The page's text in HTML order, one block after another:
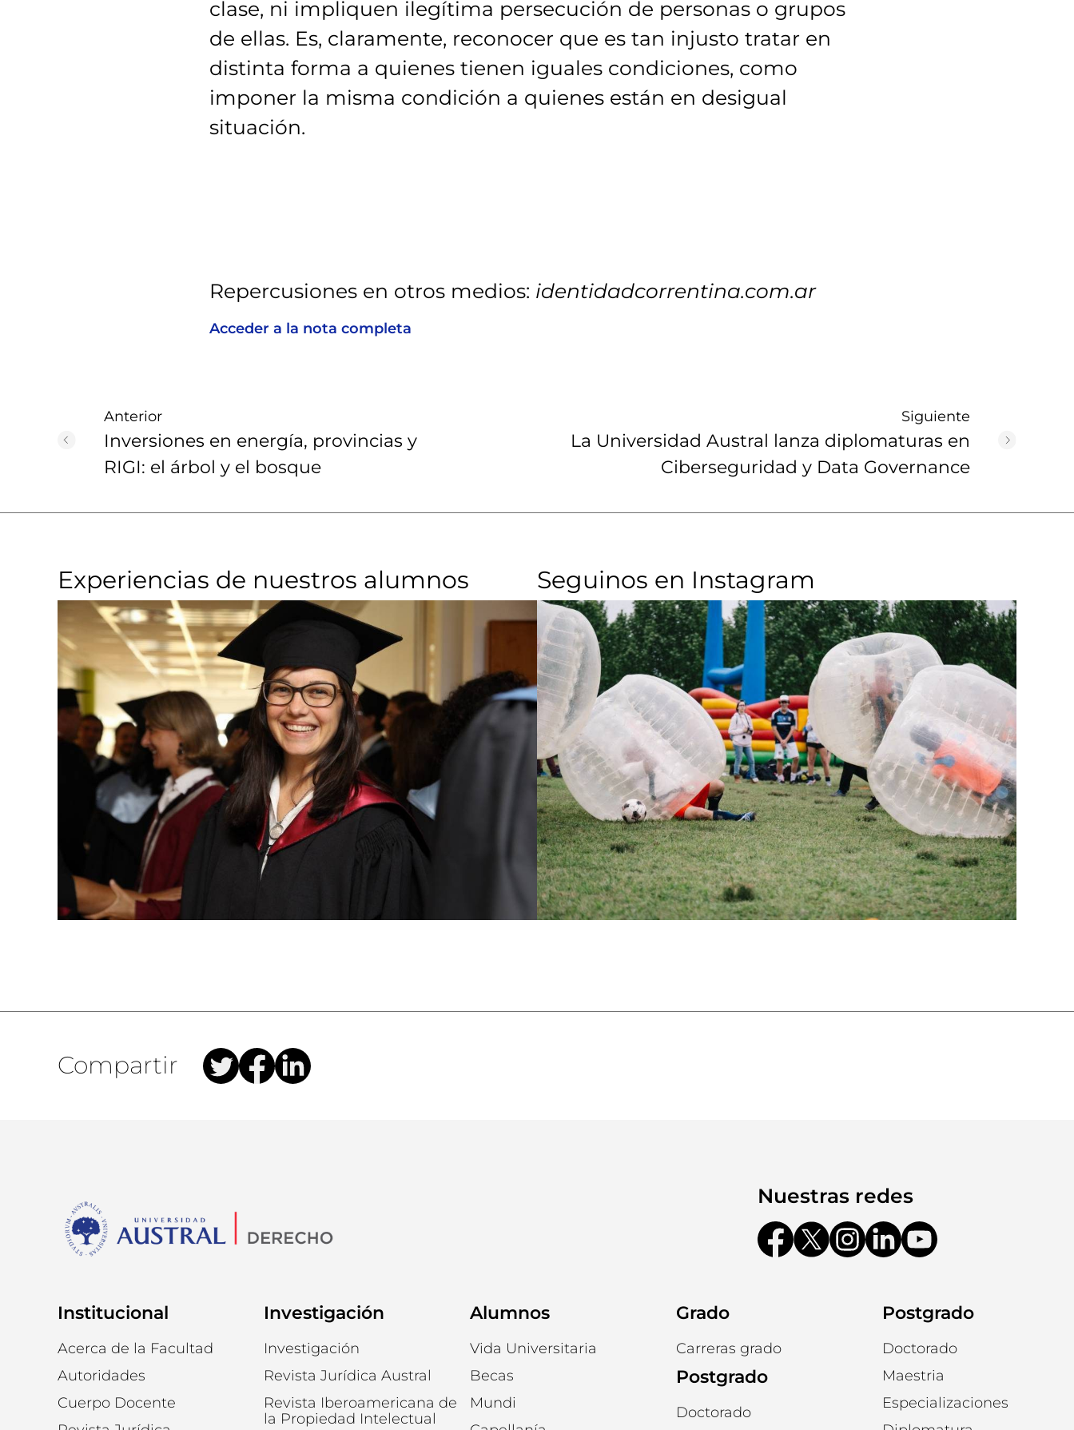
clase, ni impliquen ilegítima persecución de personas o grupos
de ellas. Es, claramente, reconocer que es tan injusto tratar en
distinta forma a quienes tienen iguales condiciones, como
imponer la misma condición a quienes están en desigual
situación.
Repercusiones en otros medios: identidadcorrentina.com.ar
Acceder a la nota completa
Anterior
Inversiones en energía, provincias y
RIGI: el árbol y el bosque
Siguiente
La Universidad Austral lanza diplomaturas en
Ciberseguridad y Data Governance
Experiencias de nuestros alumnos​ Seguinos en Instagram
Compartir
Nuestras redes
Institucional
Acerca de la Facultad
Autoridades
Cuerpo Docente
Investigación
Investigación
Revista Jurídica Austral
Revista Iberoamericana de
la Propiedad Intelectual
Alumnos
Vida Universitaria
Becas
Mundi
Grado
Carreras grado
Postgrado
Doctorado
Postgrado
Doctorado
Maestria
Especializaciones